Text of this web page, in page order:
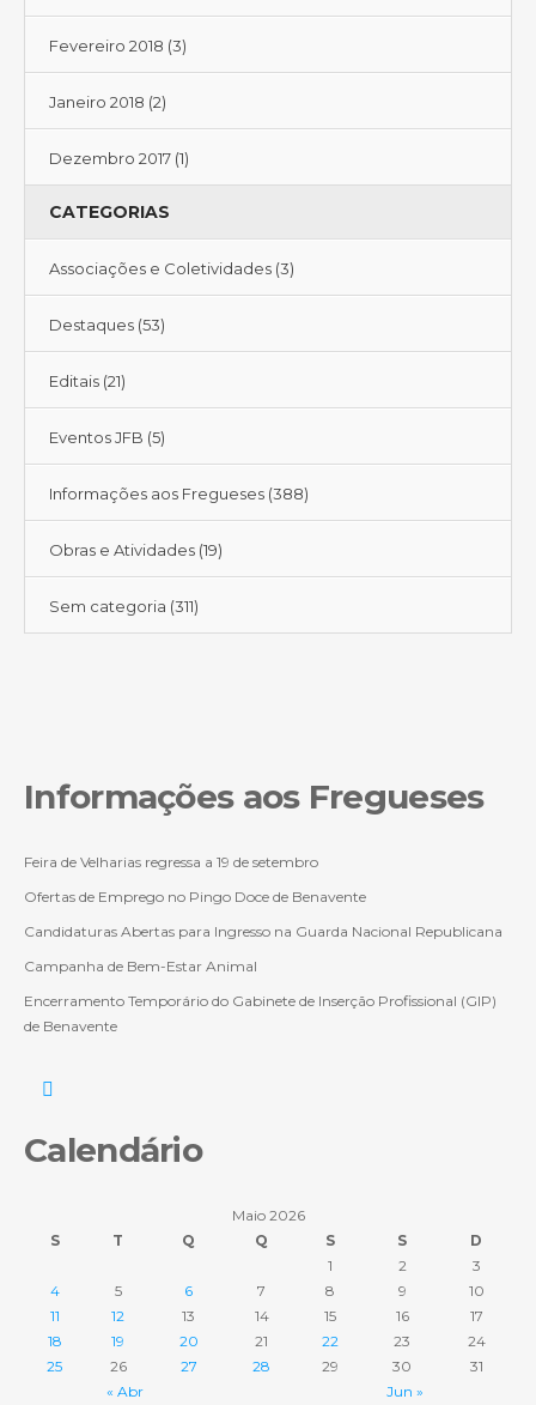
Fevereiro 2018 (3)
Janeiro 2018 (2)
Dezembro 2017 (1)
CATEGORIAS
Associações e Coletividades (3)
Destaques (53)
Editais (21)
Eventos JFB (5)
Informações aos Fregueses (388)
Obras e Atividades (19)
Sem categoria (311)
Informações aos Fregueses
Feira de Velharias regressa a 19 de setembro
Ofertas de Emprego no Pingo Doce de Benavente
Candidaturas Abertas para Ingresso na Guarda Nacional Republicana
Campanha de Bem-Estar Animal
Encerramento Temporário do Gabinete de Inserção Profissional (GIP)
de Benavente
Calendário
Maio 2026
S
T Q Q S S D
« Abr Jun »
1 2
3
4
5 6 7 8 9
10
11
12 13 14 15 16
17
18
19 20 21 22 23
24
25
26 27 28 29 30 31